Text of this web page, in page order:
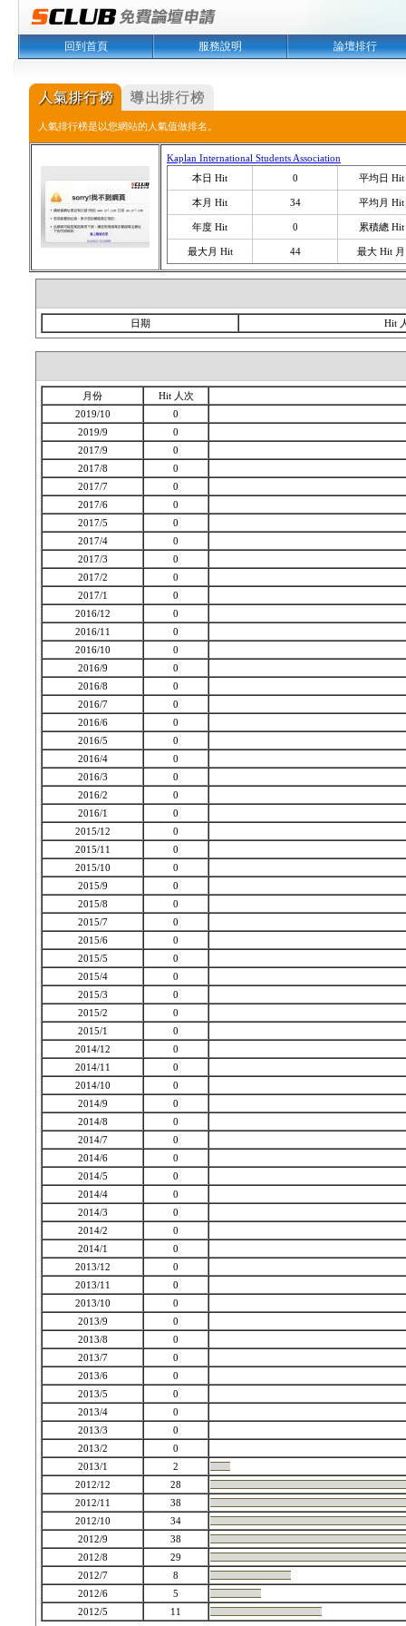
回到首頁 服務說明 論壇排行
人氣排行榜是以您網站的人氣值做排名。
Kaplan International Students Association
本日 Hit
0 平均日 Hit
本月 Hit 34 平均月 Hit
年度 Hit 0 累積總 Hit
最大月 Hit 44 最大 Hit 月
日期 Hit
月份
Hit 人次
2019/10
0
2019/9
0
2017/9
0
2017/8
0
2017/7
0
2017/6
0
2017/5
0
2017/4
0
2017/3
0
2017/2
0
2017/1
0
2016/12
0
2016/11
0
2016/10
0
2016/9
0
2016/8
0
2016/7
0
2016/6
0
2016/5
0
2016/4
0
2016/3
0
2016/2
0
2016/1
0
2015/12
0
2015/11
0
2015/10
0
2015/9
0
2015/8
0
2015/7
0
2015/6
0
2015/5
0
2015/4
0
2015/3
0
2015/2
0
2015/1
0
2014/12
0
2014/11
0
2014/10
0
2014/9
0
2014/8
0
2014/7
0
2014/6
0
2014/5
0
2014/4
0
2014/3
0
2014/2
0
2014/1
0
2013/12
0
2013/11
0
2013/10
0
2013/9
0
2013/8
0
2013/7
0
2013/6
0
2013/5
0
2013/4
0
2013/3
0
2013/2
0
2013/1
2
2012/12
28
2012/11
38
2012/10
34
2012/9
38
2012/8
29
2012/7
8
2012/6
5
2012/5
11